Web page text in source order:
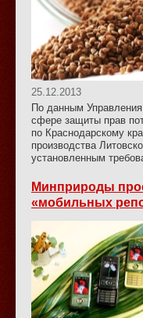
25.12.2013
По данным
сфере защиты прав
по Краснодарскому
производства
установленным
Минприроды
«мобильных